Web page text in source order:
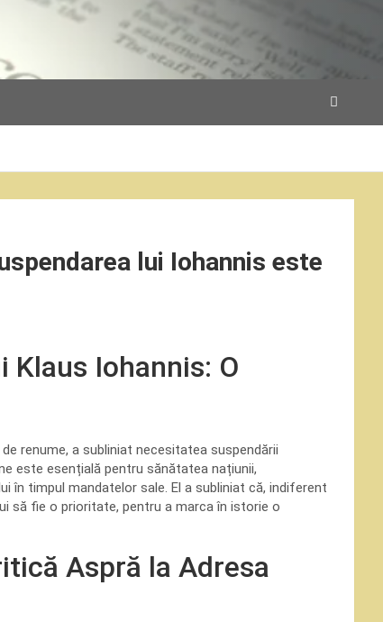
lui Iohannis este
Klaus Iohannis: O
renume, a subliniat necesitatea suspendării
este esențială pentru sănătatea națiunii,
în timpul mandatelor sale. El a subliniat că, indiferent
să fie o prioritate, pentru a marca în istorie o
Aspră la Adresa